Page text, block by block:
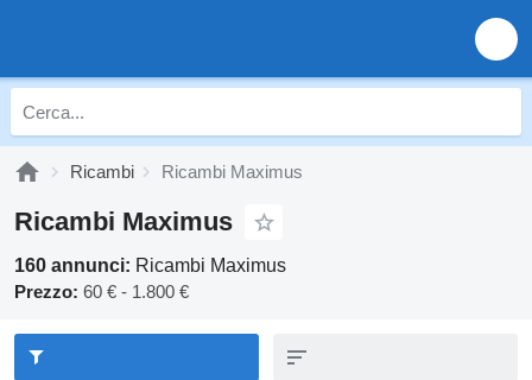
Ricambi Ricambi Maximus
Ricambi Maximus
160 annunci: Ricambi Maximus
Prezzo: 60 € - 1.800 €